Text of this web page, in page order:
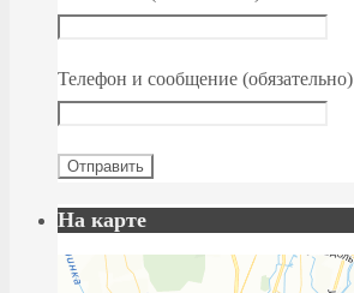
Телефон и сообщение (обязательно)
На карте